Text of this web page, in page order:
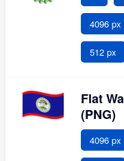
4096 px
512 px
Flat
(PNG)
4096 px